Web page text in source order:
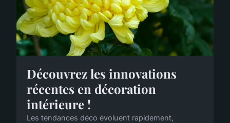
Découvrez les innovations
récentes en décoration
intérieure !
Les tendances déco évoluent rapidement,